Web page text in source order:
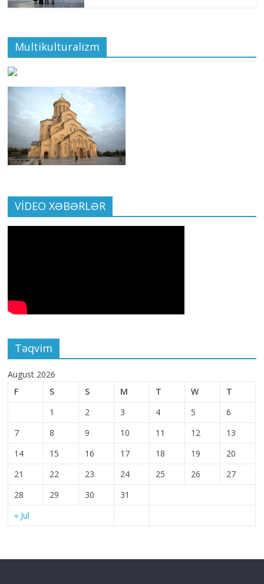
Multikulturalizm
VİDEO XƏBƏRLƏR
Təqvim
August 2026
F
S S M T W T
« Jul
1 2 3 4 5
6
7
8 9 10 11 12
13
14
15 16 17 18 19
20
21
22 23 24 25 26
27
28
29 30 31